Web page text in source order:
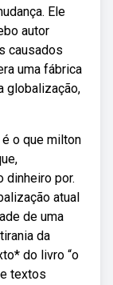
Ele
autor
causados
uma fábrica
globalização,
o que milton
dinheiro por.
atual
de uma
da
do livro “o
textos